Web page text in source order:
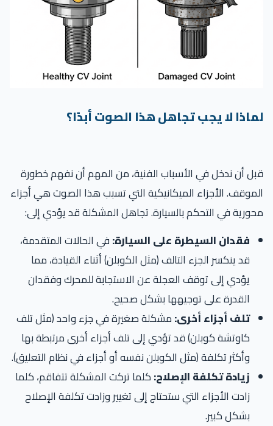
لماذا لا يجب تجاهل هذا الصوت أبدًا؟
قبل أن ندخل في الأسباب الفنية، من المهم أن نفهم خطورة
الموقف. الأجزاء الميكانيكية التي تسبب هذا الصوت هي أجزاء
محورية في التحكم بالسيارة. تجاهل المشكلة قد يؤدي إلى:
فقدان السيطرة على السيارة:في الحالات المتقدمة،
قد ينكسر الجزء التالف (مثل الكوبلن) أثناء القيادة، مما
يؤدي إلى توقف العجلة عن الاستجابة للمحرك وفقدان
القدرة على توجيهها بشكل صحيح.
تلف أجزاء أخرى:مشكلة صغيرة في جزء واحد (مثل تلف
كاوتشة كوبلن) قد تؤدي إلى تلف أجزاء أخرى مرتبطة بها
وأكثر تكلفة (مثل الكوبلن نفسه أو أجزاء في نظام التعليق).
زيادة تكلفة الإصلاح:كلما تركت المشكلة تتفاقم، كلما
زادت الأجزاء التي ستحتاج إلى تغيير وزادت تكلفة الإصلاح
بشكل كبير.